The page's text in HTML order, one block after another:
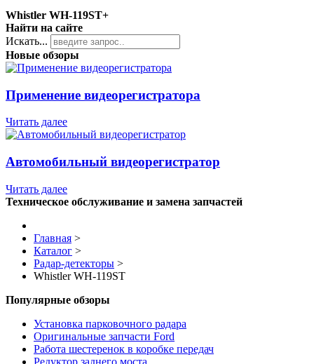
Whistler WH-119ST+
Найти на сайте
Искать...
Новые обзоры
Применение видеорегистратора
Читать далее
Автомобильный видеорегистратор
Читать далее
Техническое обслуживание и замена запчастей
Главная >
Каталог >
Радар-детекторы >
Whistler WH-119ST
Популярные обзоры
Установка парковочного радара
Оригинальные запчасти Ford
Работа шестеренок в коробке передач
Редуктор заднего моста